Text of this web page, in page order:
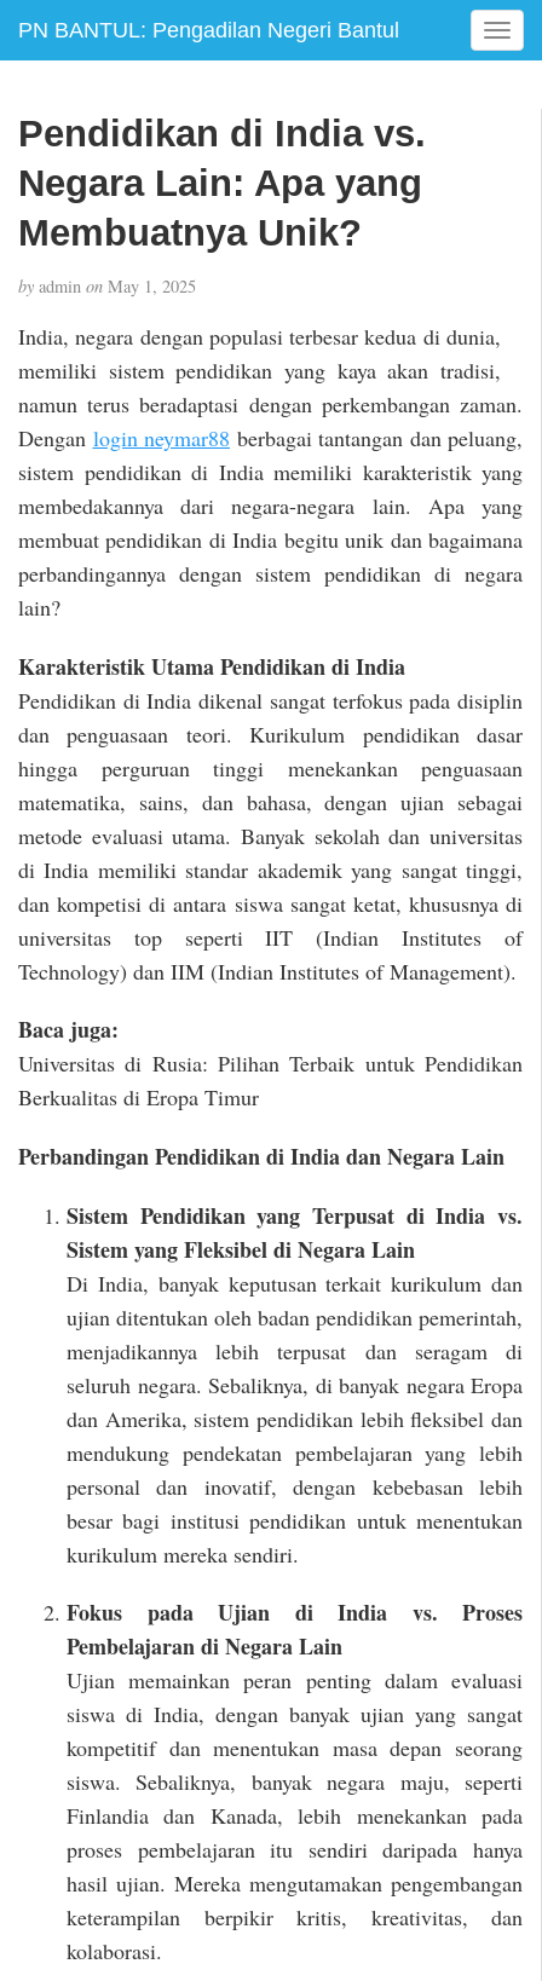
PN BANTUL: Pengadilan Negeri Bantul
T
o
t
i
o
n
Pendidikan di India vs.
Negara Lain: Apa yang
Membuatnya Unik?
by admin on May 1, 2025
India, negara dengan populasi terbesar kedua di dunia,
memiliki sistem pendidikan yang kaya akan tradisi,
namun terus beradaptasi dengan perkembangan zaman.
Dengan login neymar88 berbagai tantangan dan peluang,
sistem pendidikan di India memiliki karakteristik yang
membedakannya dari negara-negara lain. Apa yang
membuat pendidikan di India begitu unik dan bagaimana
perbandingannya dengan sistem pendidikan di negara
lain?
Karakteristik Utama Pendidikan di India
Pendidikan di India dikenal sangat terfokus pada disiplin
dan penguasaan teori. Kurikulum pendidikan dasar
hingga perguruan tinggi menekankan penguasaan
matematika, sains, dan bahasa, dengan ujian sebagai
metode evaluasi utama. Banyak sekolah dan universitas
di India memiliki standar akademik yang sangat tinggi,
dan kompetisi di antara siswa sangat ketat, khususnya di
universitas top seperti IIT (Indian Institutes of
Technology) dan IIM (Indian Institutes of Management).
Baca juga:
Universitas di Rusia: Pilihan Terbaik untuk Pendidikan
Berkualitas di Eropa Timur
Perbandingan Pendidikan di India dan Negara Lain
Sistem Pendidikan yang Terpusat di India vs.
Sistem yang Fleksibel di Negara Lain
Di India, banyak keputusan terkait kurikulum dan
ujian ditentukan oleh badan pendidikan pemerintah,
menjadikannya lebih terpusat dan seragam di
seluruh negara. Sebaliknya, di banyak negara Eropa
dan Amerika, sistem pendidikan lebih fleksibel dan
mendukung pendekatan pembelajaran yang lebih
personal dan inovatif, dengan kebebasan lebih
besar bagi institusi pendidikan untuk menentukan
kurikulum mereka sendiri.
Fokus pada Ujian di India vs. Proses
Pembelajaran di Negara Lain
Ujian memainkan peran penting dalam evaluasi
siswa di India, dengan banyak ujian yang sangat
kompetitif dan menentukan masa depan seorang
siswa. Sebaliknya, banyak negara maju, seperti
Finlandia dan Kanada, lebih menekankan pada
proses pembelajaran itu sendiri daripada hanya
hasil ujian. Mereka mengutamakan pengembangan
keterampilan berpikir kritis, kreativitas, dan
kolaborasi.